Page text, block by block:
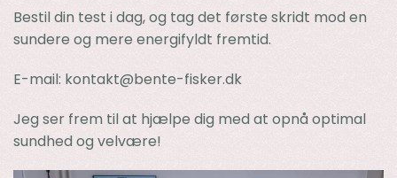
Bestil din test i dag, og tag det første skridt mod en
sundere og mere energifyldt fremtid.
E-mail: kontakt@bente-fisker.dk
Jeg ser frem til at hjælpe dig med at opnå optimal
sundhed og velvære!